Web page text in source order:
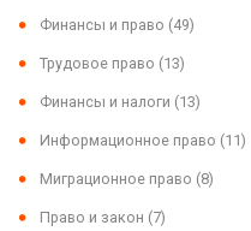
Финансы и право (49)
Трудовое право (13)
Финансы и налоги (13)
Информационное право (11)
Миграционное право (8)
Право и закон (7)